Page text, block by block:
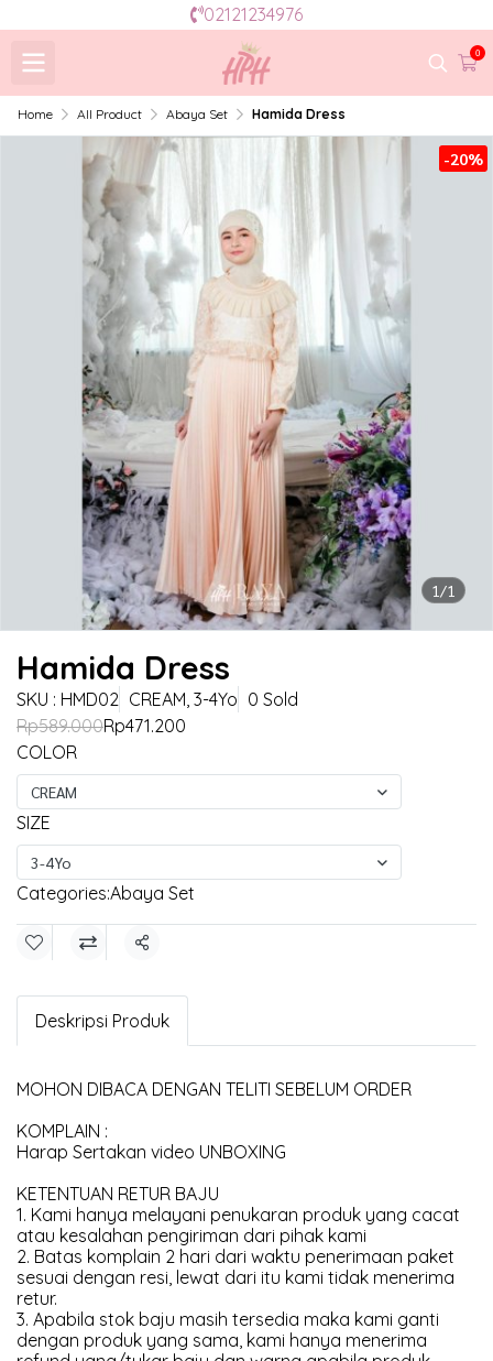
02121234976
0
Home All Product Abaya Set Hamida Dress
1/1
-20%
Hamida Dress
SKU : HMD02 CREAM, 3-4Yo 0 Sold
Rp589.000Rp471.200
COLOR
CREAM
SIZE
3-4Yo
Categories:Abaya Set
Share
Deskripsi Produk
MOHON DIBACA DENGAN TELITI SEBELUM ORDER
KOMPLAIN :
Harap Sertakan video UNBOXING
KETENTUAN RETUR BAJU
1. Kami hanya melayani penukaran produk yang cacat
atau kesalahan pengiriman dari pihak kami
2. Batas komplain 2 hari dari waktu penerimaan paket
sesuai dengan resi, lewat dari itu kami tidak menerima
retur.
3. Apabila stok baju masih tersedia maka kami ganti
dengan produk yang sama, kami hanya menerima